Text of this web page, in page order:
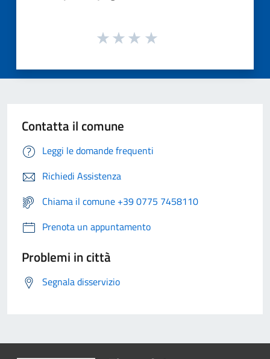
Contatta il comune
Leggi le domande frequenti
Richiedi Assistenza
Chiama il comune +39 0775 7458110
Prenota un appuntamento
Problemi in città
Segnala disservizio